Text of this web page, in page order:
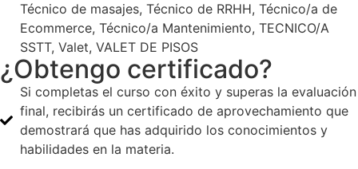
Técnico de masajes, Técnico de RRHH, Técnico/a de
Ecommerce, Técnico/a Mantenimiento, TECNICO/A
SSTT, Valet, VALET DE PISOS
¿Obtengo certificado?
Si completas el curso con éxito y superas la evaluación
final, recibirás un certificado de aprovechamiento que
demostrará que has adquirido los conocimientos y
habilidades en la materia.